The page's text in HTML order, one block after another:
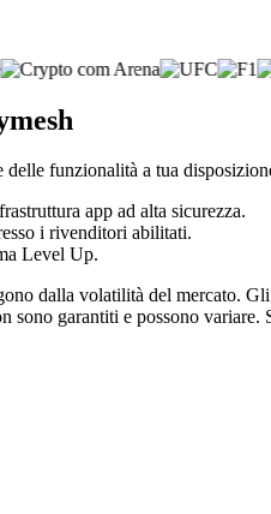
funzionalità a tua
app ad alta sicurezza.
i rivenditori abilitati.
Level Up.
dalla volatilità del mercato.
sono garantiti e possono